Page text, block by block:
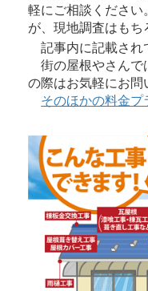
軽にご相談ください
が、現地調査はもち
記事内に記載され
街の屋根やさんで
の際はお気軽にお問
そのほかの料金プ